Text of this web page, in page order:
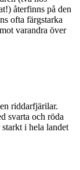
återfinns på den
ofta färgstarka
varandra över
riddarfjärilar.
svarta och röda
i hela landet